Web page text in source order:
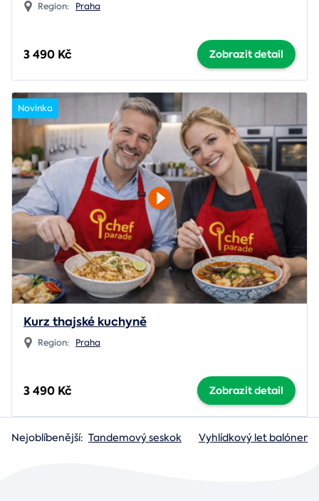
Region: Praha
3 490 Kč Zobrazit detail
Novinka
Kurz thajské kuchyně
Region: Praha
3 490 Kč Zobrazit detail
Nejoblíbenější: Tandemový seskok Vyhlídkový let balónem